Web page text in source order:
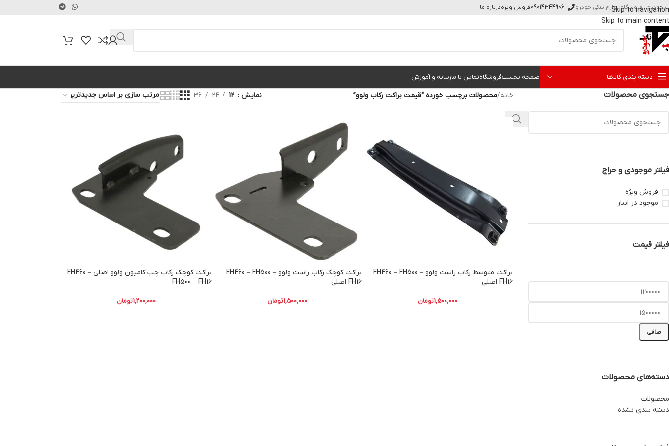
Skip to navigation
Skip to main content
خودرو - فروشگاه لوازم یدکی خودرو 09014344906فروش ویژهدرباره ما
دسته بندی کالاها صفحه نخستفروشگاهتماس با مارسانه و آموزش
جستجوی محصولات
فیلتر موجودی و حراج
فروش ویژه
موجود در انبار
فیلتر قیمت
صافی
دسته‌های محصولات
محصولات
دسته بندی نشده
خانه/محصولات برچسب خورده “قیمت براکت رکاب ولوو” نمایش 12
24
36
براکت متوسط رکاب راست ولوو FH460 – FH500 –
FH16 اصلی
1,500,000تومان
براکت کوچک رکاب راست ولوو FH460 – FH500 –
FH16 اصلی
1,500,000تومان
براکت کوچک رکاب چپ کامیون ولوو اصلی FH460 –
FH500 – FH16
1,200,000تومان